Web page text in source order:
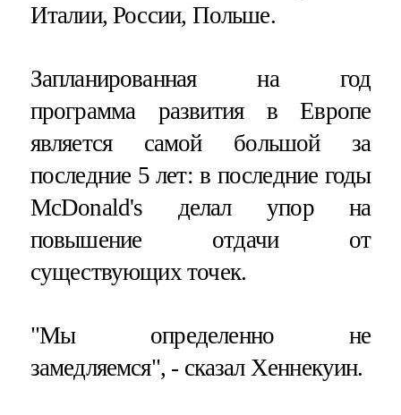
Италии, России, Польше.
Запланированная на год
программа развития в Европе
является самой большой за
последние 5 лет: в последние годы
McDonald's делал упор на
повышение отдачи от
существующих точек.
"Мы определенно не
замедляемся", - сказал Хеннекуин.